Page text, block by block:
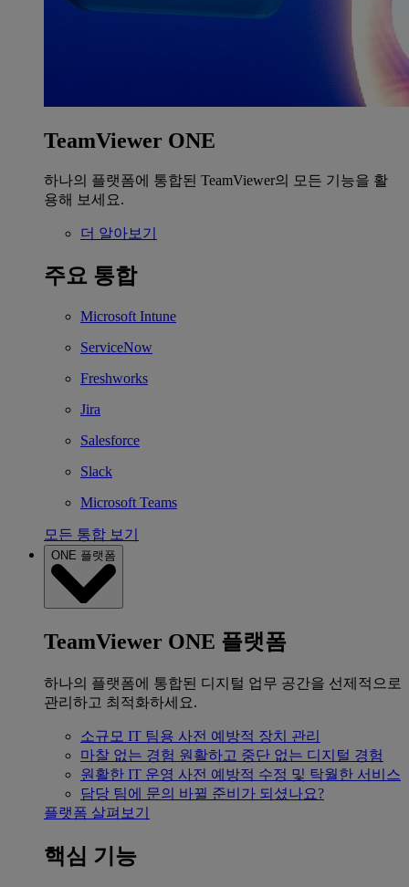
TeamViewer ONE
하나의 플랫폼에 통합된 TeamViewer의 모든 기능을 활
용해 보세요.
더 알아보기
주요 통합
Microsoft Intune
ServiceNow
Freshworks
Jira
Salesforce
Slack
Microsoft Teams
모든 통합 보기
ONE 플랫폼
TeamViewer ONE 플랫폼
하나의 플랫폼에 통합된 디지털 업무 공간을 선제적으로
관리하고 최적화하세요.
소규모 IT 팀용 사전 예방적 장치 관리
마찰 없는 경험 원활하고 중단 없는 디지털 경험
원활한 IT 운영 사전 예방적 수정 및 탁월한 서비스
담당 팀에 문의 바뀔 준비가 되셨나요?
플랫폼 살펴보기
핵심 기능